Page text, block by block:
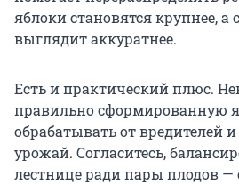
яблоки становятся крупнее, а
выглядит аккуратнее.
Есть и практический плюс.
правильно сформированную
обрабатывать от вредителей и
урожай. Согласитесь,
лестнице ради пары плодов —